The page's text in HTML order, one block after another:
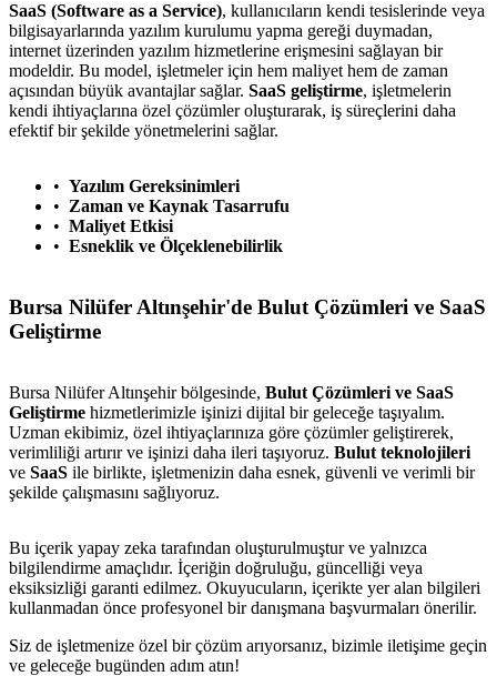
İletişim English
SaaS (Software as a Service), kullanıcıların kendi tesislerinde veya
bilgisayarlarında yazılım kurulumu yapma gereği duymadan,
internet üzerinden yazılım hizmetlerine erişmesini sağlayan bir
modeldir. Bu model, işletmeler için hem maliyet hem de zaman
açısından büyük avantajlar sağlar. SaaS geliştirme, işletmelerin
kendi ihtiyaçlarına özel çözümler oluşturarak, iş süreçlerini daha
efektif bir şekilde yönetmelerini sağlar.
Yazılım Gereksinimleri
Zaman ve Kaynak Tasarrufu
Maliyet Etkisi
Esneklik ve Ölçeklenebilirlik
Bursa Nilüfer Altınşehir'de Bulut Çözümleri ve SaaS
Geliştirme
Bursa Nilüfer Altınşehir bölgesinde, Bulut Çözümleri ve SaaS
Geliştirme hizmetlerimizle işinizi dijital bir geleceğe taşıyalım.
Uzman ekibimiz, özel ihtiyaçlarınıza göre çözümler geliştirerek,
verimliliği artırır ve işinizi daha ileri taşıyoruz. Bulut teknolojileri
ve SaaS ile birlikte, işletmenizin daha esnek, güvenli ve verimli bir
şekilde çalışmasını sağlıyoruz.
Bu içerik yapay zeka tarafından oluşturulmuştur ve yalnızca
bilgilendirme amaçlıdır. İçeriğin doğruluğu, güncelliği veya
eksiksizliği garanti edilmez. Okuyucuların, içerikte yer alan bilgileri
kullanmadan önce profesyonel bir danışmana başvurmaları önerilir.
Siz de işletmenize özel bir çözüm arıyorsanız, bizimle iletişime geçin
ve geleceğe bugünden adım atın!